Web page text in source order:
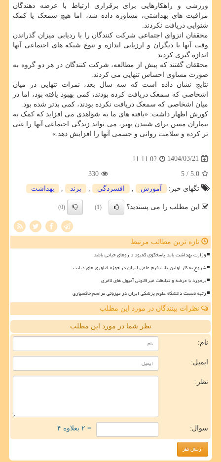
ورزشی و راهکارهایی برای برقراری ارتباط با عرضه دهندگان
مراقبت های بهداشتی، مشاوره داده شد، اما هیچ سمعک یا کمک
شنوایی دریافت نکردند.
محققان انزوای اجتماعی شرکت کنندگان را با ردیابی میزان گذراندن
وقت آنها با دیگران و ارزیابی اندازه و تنوع شبکه های اجتماعی آنها
اندازه گیری کردند.
محققان گفتند که پیش از مطالعه، شرکت کنندگان در هر دو گروه به
صورت مساوی احساس تنهایی می کردند.
نتایج نشان داده است که سه سال بعد، نمرات تنهایی در میان
اشخاصی که سمعک دریافت کرده بودند، کمی بهبود یافته بود، اما در
میان اشخاصی که سمعک دریافت نکرده بودند، کمی بدتر شده بود.
کورش اظهار داشت: «یافته های ما به شواهدی می افزاید که کمک به
بیماران مسن برای شنیدن بهتر، می تواند زندگی اجتماعی آنها را غنی
تر کرده و سلامت روانی و جسمی آنها را افزایش دهد.»
1404/03/21
11:11:02
5.0
/ 5
330
تگهای خبر:
آموزش افسردگی برند بهداشت
این مطلب را می پسندید؟ (1)
(0)
تازه ترین مطالب مرتبط
وزارت بهداشت باید پاسخگوی کمبود داروهای حیاتی باشد
شروع به کار اولین پلت فرم علمی ایران در حوزه فناوری های دیابت
برخورد با عرضه و تبلیغات غیرقانونی آمپول های لاغری
رتبه نخست دانشگاه علوم پزشکی ایران در میزبانی مراسم خاکسپاری
نظرات بینندگان در مورد این مطلب
نظر شما در مورد این مطلب
نام:
ایمیل:
نظر:
سوال: = ۲ بعلاوه ۴